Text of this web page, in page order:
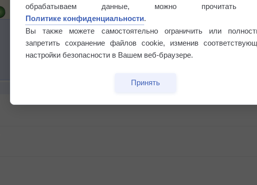
обрабатываем данные, можно прочитать
Политике конфиденциальности.
Вы также можете самостоятельно ограничить или
запретить сохранение файлов cookie, изменив
настройки безопасности в Вашем веб-браузере.
Принять